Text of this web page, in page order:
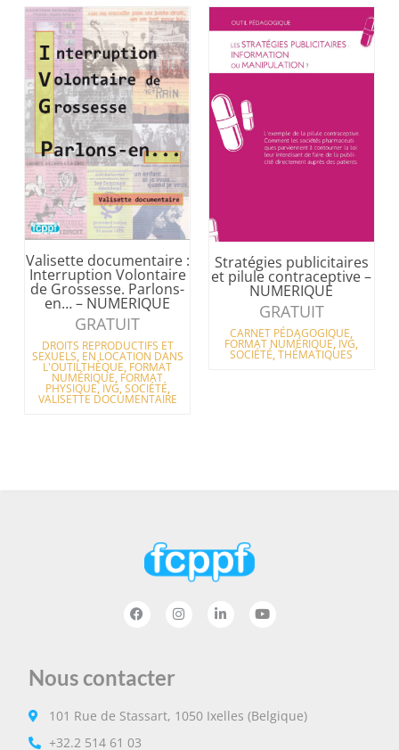
Valisette documentaire :
Interruption Volontaire
de Grossesse. Parlons-
en… – NUMERIQUE
GRATUIT
DROITS REPRODUCTIFS ET
SEXUELS, EN LOCATION DANS
L'OUTILTHÈQUE, FORMAT
NUMÉRIQUE, FORMAT
PHYSIQUE, IVG,SOCIÉTÉ,
VALISETTE DOCUMENTAIRE
Stratégies publicitaires
et pilule contraceptive –
NUMERIQUE
GRATUIT
CARNET PÉDAGOGIQUE,
FORMAT NUMÉRIQUE, IVG,
SOCIÉTÉ,THÉMATIQUES
Nous contacter
101 Rue de Stassart, 1050 Ixelles (Belgique)
+32.2 514 61 03